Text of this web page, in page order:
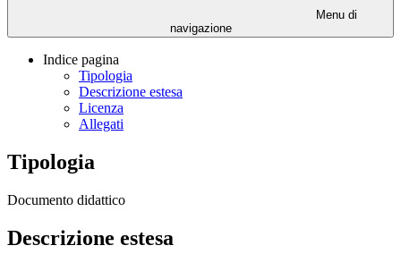
Menu di
navigazione
Indice pagina
Tipologia
Descrizione estesa
Licenza
Allegati
Tipologia
Documento didattico
Descrizione estesa